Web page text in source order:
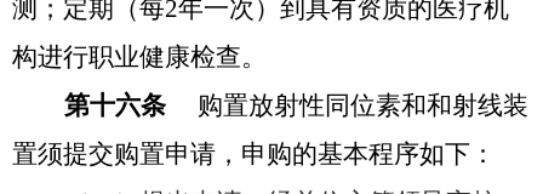
测；定期（每2年一次）到具有资质的医疗机
构进行职业健康检查。
第十六条 购置放射性同位素和和射线装
置须提交购置申请，申购的基本程序如下：